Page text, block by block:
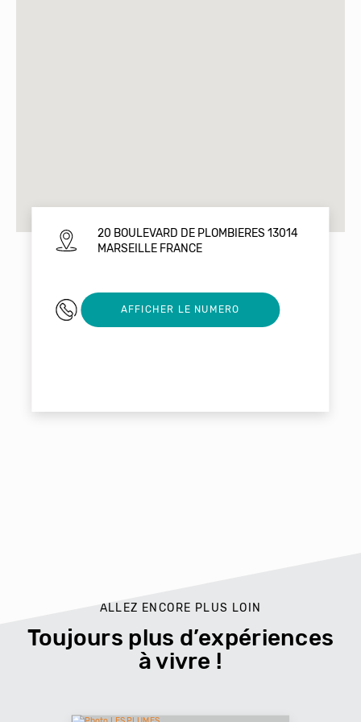
20 BOULEVARD DE PLOMBIERES 13014
MARSEILLE FRANCE
0622266677
AFFICHER LE NUMERO
ALLEZ ENCORE PLUS LOIN
Toujours plus d’expériences
à vivre !